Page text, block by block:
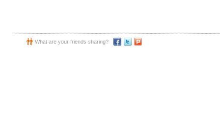
What are your friends sharing?